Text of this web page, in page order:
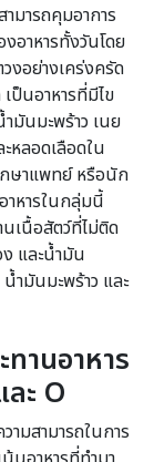
มารถคุมอาการ
อาหารทั้งวันโดย
งอย่างเคร่งครัด
ป็นอาหารที่มีไข
มันมะพร้าว เนย
หลอดเลือดใน
กษาแพทย์ หรือนัก
าหารในกลุ่มนี้
นเนื้อสัตว์ที่ไม่ติด
และน้ำมัน
ำมันมะพร้าว และ
านอาหาร
ะ O
ามสามารถในการ